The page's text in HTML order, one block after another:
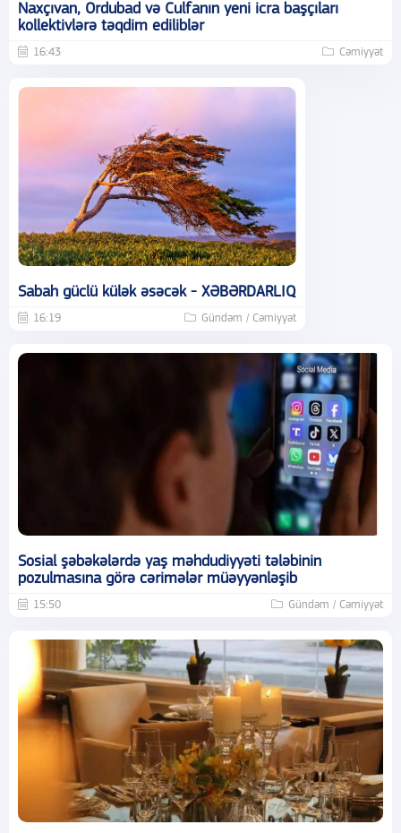
Naxçıvan, Ordubad və Culfanın yeni icra başçıları
kollektivlərə təqdim ediliblər
16:43 Cəmiyyət
Sabah güclü külək əsəcək - XƏBƏRDARLIQ
16:19 Gündəm / Cəmiyyət
Sosial şəbəkələrdə yaş məhdudiyyəti tələbinin
pozulmasına görə cərimələr müəyyənləşib
15:50 Gündəm / Cəmiyyət